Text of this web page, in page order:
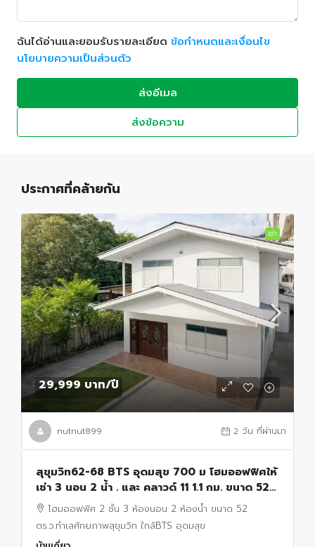
ฉันได้อ่านและยอมรับรายละเอียด ข้อกำหนดและเงื่อนไข
นโยบายความเป็นส่วนตัว
ส่งอีเมล
ส่งข้อความ
ประกาศที่คล้ายกัน
เช่า
29,999 บาท/ปี
nutnut899 2 วัน ที่ผ่านมา
สุขุมวิท62-68 BTS อุดมสุข 700 ม โฮมออฟฟิศให้
เช่า 3 นอน 2 น้ำ . และ คลาวด์ 11 1.1 กม. ขนาด 52
ตร.ว.เหมาะสำหรับ โฮมออฟฟิศ เข้า-ออกสะดวก
โฮมออฟฟิศ 2 ชั้น 3 ห้องนอน 2 ห้องน้ำ ขนาด 52
ตร.ว.ทำเลศักยภาพสุขุมวิท ใกล้BTS อุดมสุข